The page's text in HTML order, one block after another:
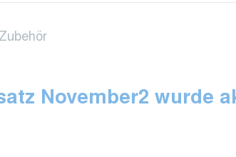
November2 wurde